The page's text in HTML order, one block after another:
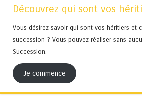
Découvrez qui sont vos
Vous désirez savoir qui sont vos héritiers et
succession ? Vous pouvez réaliser sans
Succession.
Je commence